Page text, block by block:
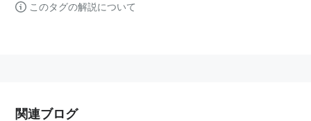
このタグの解説について
関連ブログ